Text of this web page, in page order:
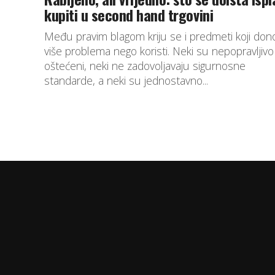
kupiti u second hand trgovini
Među pravim blagom kriju se i predmeti koji
više problema nego koristi. Neki su nepopravljivo
oštećeni, neki ne zadovoljavaju sigurnosne
standarde, a neki su jednostavno...